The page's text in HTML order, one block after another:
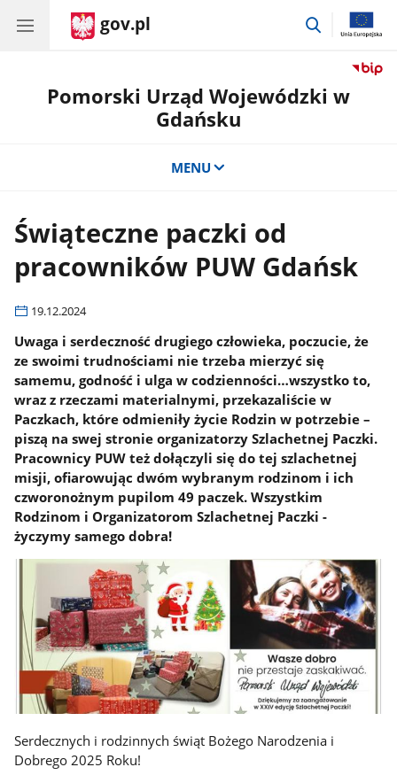
gov.pl
przejdź
Pomorski Urząd Wojewódzki w
Gdańsku
MENU
Świąteczne paczki od
pracowników PUW Gdańsk
19.12.2024
Uwaga i serdeczność drugiego człowieka, poczucie, że
ze swoimi trudnościami nie trzeba mierzyć się
samemu, godność i ulga w codzienności…wszystko to,
wraz z rzeczami materialnymi, przekazaliście w
Paczkach, które odmieniły życie Rodzin w potrzebie –
piszą na swej stronie organizatorzy Szlachetnej Paczki.
Pracownicy PUW też dołączyli się do tej szlachetnej
misji, ofiarowując dwóm wybranym rodzinom i ich
czworonożnym pupilom 49 paczek. Wszystkim
Rodzinom i Organizatorom Szlachetnej Paczki -
życzymy samego dobra!
Serdecznych i rodzinnych świąt Bożego Narodzenia i
Dobrego 2025 Roku!